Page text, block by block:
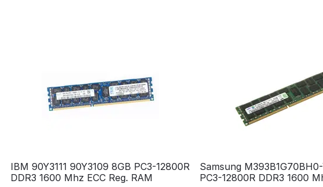
IBM 90Y3111 90Y3109 8GB PC3-12800R
DDR3 1600 Mhz ECC Reg. RAM
Samsung
PC3-12800R DDR3 1600